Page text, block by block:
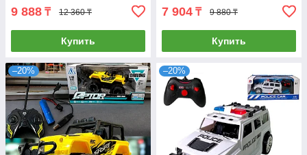
9 888 ₸ 12 360 ₸
Купить
7 904 ₸ 9 880 ₸
Купить
–20% –20%